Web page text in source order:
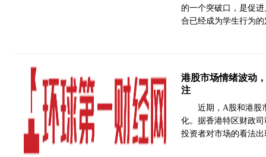
的一个突破口，是促
合已经成为学生行为
港股市场情绪波动
注
近期，A股和港股
化。据香港特区财政
投资者对市场的看法